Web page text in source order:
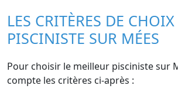
LES CRITÈRES DE
PISCINISTE SUR MÉES
Pour choisir le meilleur pisciniste sur
compte les critères ci-après :